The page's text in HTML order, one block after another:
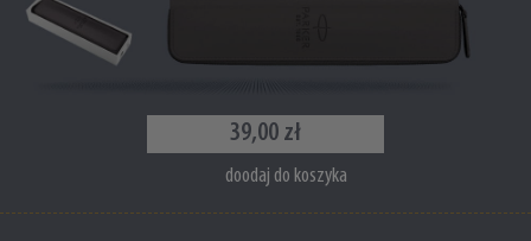
39,00 zł
doodaj do koszyka